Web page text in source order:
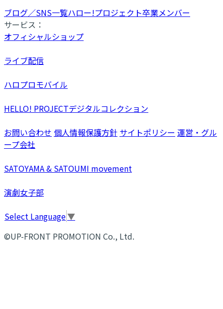
ブログ／SNS一覧ハロー!プロジェクト卒業メンバー
サービス：
オフィシャルショップ
ライブ配信
ハロプロモバイル
HELLO! PROJECTデジタルコレクション
お問い合わせ 個人情報保護方針 サイトポリシー 運営・グル
ープ会社
SATOYAMA & SATOUMI movement
演劇女子部
Select Language▼
©UP-FRONT PROMOTION Co., Ltd.